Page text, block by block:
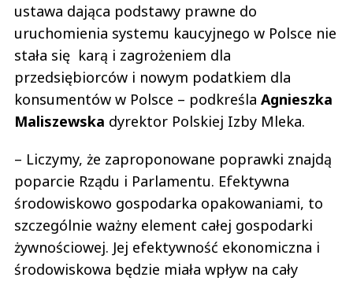
ustawa dająca podstawy prawne do
uruchomienia systemu kaucyjnego w Polsce nie
stała się karą i zagrożeniem dla
przedsiębiorców i nowym podatkiem dla
konsumentów w Polsce – podkreśla Agnieszka
Maliszewska dyrektor Polskiej Izby Mleka.
– Liczymy, że zaproponowane poprawki znajdą
poparcie Rządu i Parlamentu. Efektywna
środowiskowo gospodarka opakowaniami, to
szczególnie ważny element całej gospodarki
żywnościowej. Jej efektywność ekonomiczna i
środowiskowa będzie miała wpływ na cały